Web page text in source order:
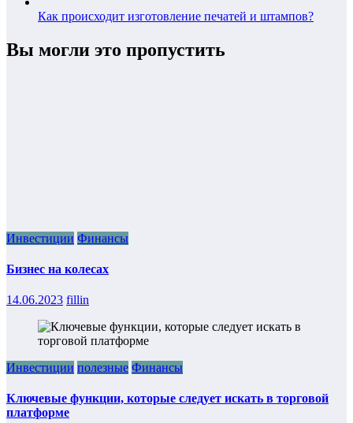
Как происходит изготовление печатей и штампов?
Вы могли это пропустить
Инвестиции Финансы
Бизнес на колесах
14.06.2023 fillin
Инвестиции полезные Финансы
Ключевые функции, которые следует искать в торговой
платформе